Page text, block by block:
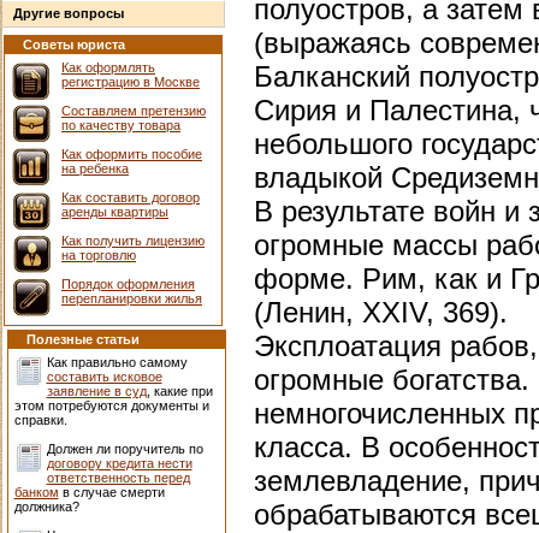
Другие вопросы
Советы юриста
Как оформлять
регистрацию в Москве
Составляем претензию
по качеству товара
Как оформить пособие
на ребенка
Как составить договор
аренды квартиры
Как получить лицензию
на торговлю
Порядок оформления
перепланировки жилья
Полезные статьи
Как правильно самому
составить исковое
заявление в суд, какие при
этом потребуются документы и
справки.
Должен ли поручитель по
договору кредита нести
ответственность перед
банком в случае смерти
должника?
полуостров, а затем
(выражаясь
Балканский
Сирия и Палестина,
небольшого
владыкой
В результате войн и
огромные массы
форме. Рим, как и
(Ленин, XXIV, 369).
Эксплоатация
огромные
немногочисленных
класса. В
землевладение,
обрабатываются